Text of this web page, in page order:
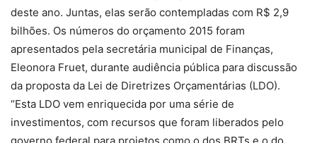
deste ano. Juntas, elas serão contempladas com R$ 2,9
bilhões. Os números do orçamento 2015 foram
apresentados pela secretária municipal de Finanças,
Eleonora Fruet, durante audiência pública para discussão
da proposta da Lei de Diretrizes Orçamentárias (LDO).
“Esta LDO vem enriquecida por uma série de
investimentos, com recursos que foram liberados pelo
governo federal para projetos como o dos BRTs e o do